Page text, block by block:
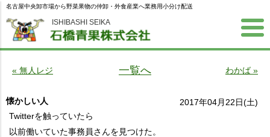
ISHIBASHI SEIKA
名古屋中央卸市場から野菜果物の仲卸・外食産業へ業務用小分け配送
« 無人レジ 一覧へ わかば »
懐かしい人
2017年04月22日(土)
Twitterを触っていたら
以前働いていた事務員さんを見つけた。